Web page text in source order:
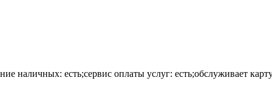
наличных: есть;сервис оплаты услуг: есть;обслуживает